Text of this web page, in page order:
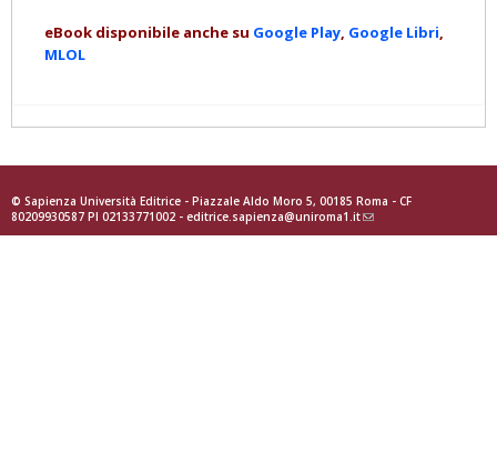
eBook disponibile anche su Google Play, Google Libri,
MLOL
© Sapienza Università Editrice - Piazzale Aldo Moro 5, 00185 Roma - CF
80209930587 PI 02133771002 - editrice.sapienza@uniroma1.it(link
sends